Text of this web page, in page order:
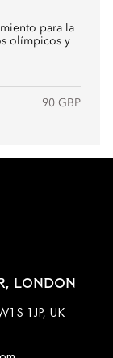
para la
olímpicos y
90 GBP
LONDON
1JP, UK